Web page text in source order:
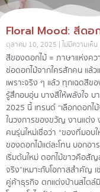
Floral Mood: สีดอ
ตุลาคม 10, 2025 ไม่มีความเห็น
สีของดอกไม้ = ภาษาแห่งคว
ช่อดอกไม้จากใครสักคน แล้ว
เพราะจริง ๆ แล้ว ทุกเฉดสีข
รู้สึกอบอุ่น บางสีให้พลังใจ
2025 นี้ เทรนด์ “เลือกดอก
ในวงการของขวัญ งานแต่ง
คนรุ่นใหม่เชื่อว่า “ของที่มอบ
ของดอกไม้แต่ละโทน บอกอ
เริ่มต้นใหม่ ดอกไม้ขาวคือสั
จริง”เหมาะกับโอกาสสำคั
คู่ค้าธุรกิจ ตกแต่งบ้านสไตล์